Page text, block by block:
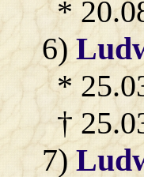
*
6)
*
†
7)